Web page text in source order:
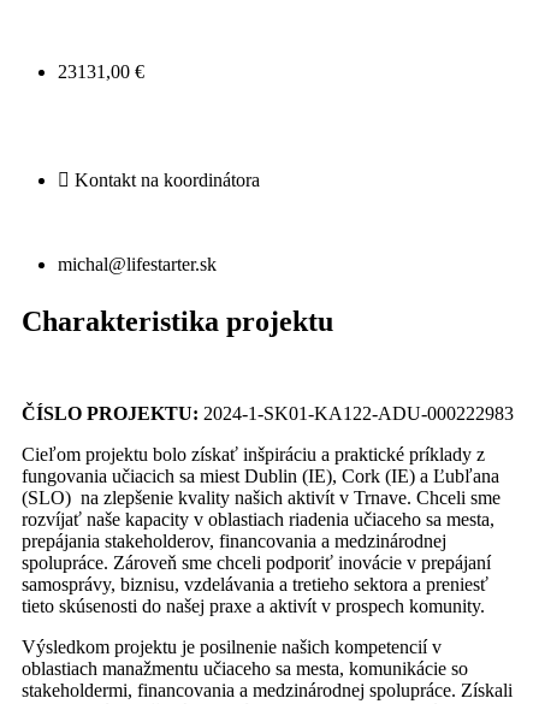
23131,00 €
Kontakt na koordinátora
michal@lifestarter.sk
Charakteristika projektu
ČÍSLO PROJEKTU: 2024-1-SK01-KA122-ADU-000222983
Cieľom projektu bolo získať inšpiráciu a praktické príklady z
fungovania učiacich sa miest Dublin (IE), Cork (IE) a Ľubľana
(SLO) na zlepšenie kvality našich aktivít v Trnave. Chceli sme
rozvíjať naše kapacity v oblastiach riadenia učiaceho sa mesta,
prepájania stakeholderov, financovania a medzinárodnej
spolupráce. Zároveň sme chceli podporiť inovácie v prepájaní
samosprávy, biznisu, vzdelávania a tretieho sektora a preniesť
tieto skúsenosti do našej praxe a aktivít v prospech komunity.
Výsledkom projektu je posilnenie našich kompetencií v
oblastiach manažmentu učiaceho sa mesta, komunikácie so
stakeholdermi, financovania a medzinárodnej spolupráce. Získali